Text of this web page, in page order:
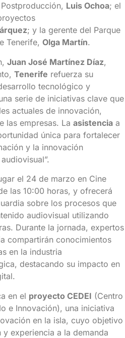
Luis Ochoa; el
; y la gerente del Parque
Tenerife, Olga Martín.
Juan José Martínez Díaz,
Tenerife refuerza su
tecnológico y
serie de iniciativas clave que
actuales de innovación,
las empresas. La asistencia a
única para fortalecer
y la innovación
el 24 de marzo en Cine
las 10:00 horas, y ofrecerá
sobre los procesos que
audiovisual utilizando
Durante la jornada, expertos
compartirán conocimientos
en la industria
destacando su impacto en
en el proyecto CEDEI (Centro
e Innovación), una iniciativa
en la isla, cuyo objetivo
experiencia a la demanda